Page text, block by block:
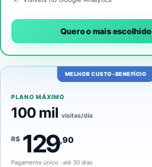
Quero o mais escolhido
MELHOR CUSTO-BENEFÍCIO
PLANO MÁXIMO
100 milvisitas/dia
R$ 129,90
Pagamento único · até 30 dias